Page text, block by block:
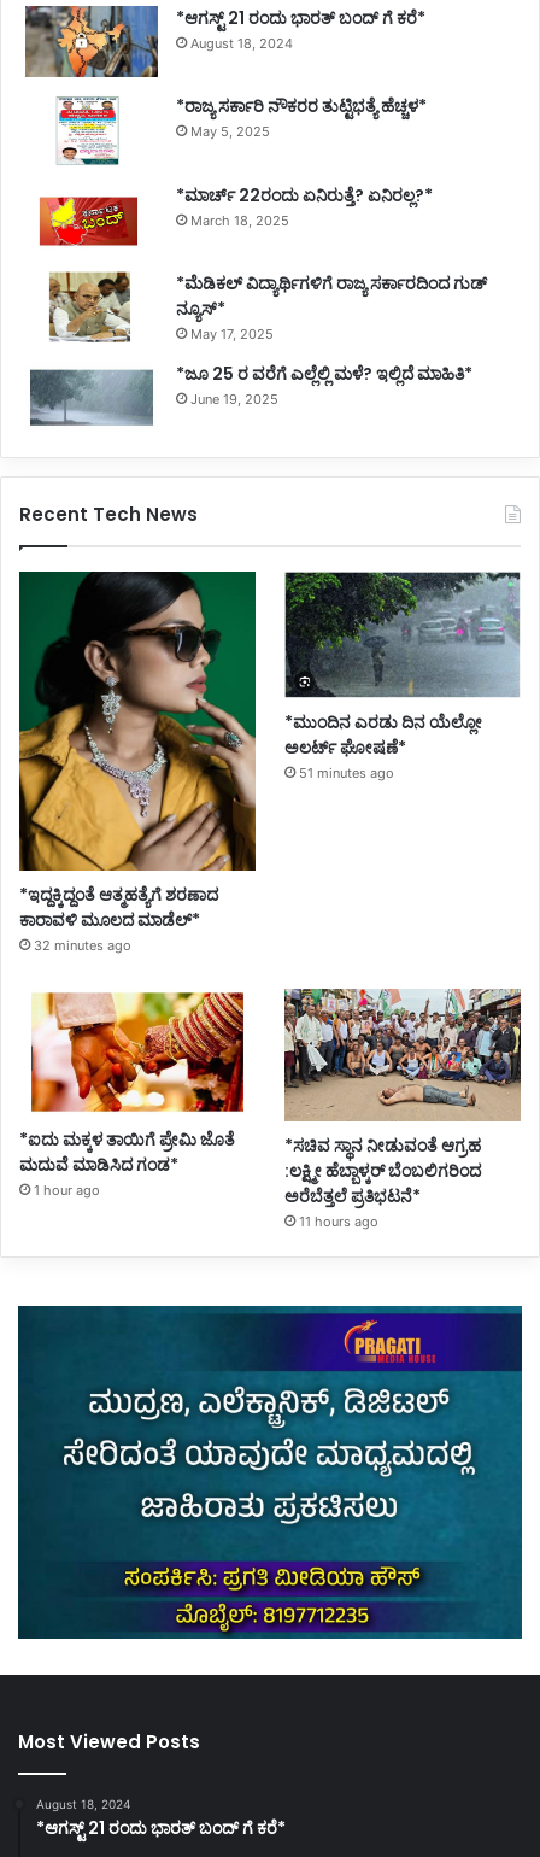
*ಆಗಸ್ಟ್ 21 ರಂದು ಭಾರತ್‌ ಬಂದ್‌ ಗೆ ಕರೆ*
August 18, 2024
*ರಾಜ್ಯ ಸರ್ಕಾರಿ ನೌಕರರ ತುಟ್ಟಿಭತ್ಯೆ ಹೆಚ್ಚಳ*
May 5, 2025
*ಮಾರ್ಚ್ 22ರಂದು ಏನಿರುತ್ತೆ? ಏನಿರಲ್ಲ?*
March 18, 2025
*ಮೆಡಿಕಲ್ ವಿದ್ಯಾರ್ಥಿಗಳಿಗೆ ರಾಜ್ಯ ಸರ್ಕಾರದಿಂದ ಗುಡ್
ನ್ಯೂಸ್*
May 17, 2025
*ಜೂ 25 ರ ವರೆಗೆ ಎಲ್ಲೆಲ್ಲಿ ಮಳೆ? ಇಲ್ಲಿದೆ ಮಾಹಿತಿ*
June 19, 2025
Recent Tech News
*ಇದ್ದಕ್ಕಿದ್ದಂತೆ ಆತ್ಮಹತ್ಯೆಗೆ ಶರಣಾದ
ಕಾರಾವಳಿ ಮೂಲದ ಮಾಡೆಲ್*
32 minutes ago
*ಮುಂದಿನ ಎರಡು ದಿನ ಯೆಲ್ಲೋ
ಅಲರ್ಟ್ ಘೋಷಣೆ*
51 minutes ago
*ಐದು ಮಕ್ಕಳ ತಾಯಿಗೆ ಪ್ರೇಮಿ ಜೊತೆ
ಮದುವೆ ಮಾಡಿಸಿದ ಗಂಡ*
1 hour ago
*ಸಚಿವ ಸ್ಥಾನ ನೀಡುವಂತೆ ಆಗ್ರಹ
:ಲಕ್ಷ್ಮೀ ಹೆಬ್ಬಾಳ್ಕರ್ ಬೆಂಬಲಿಗರಿಂದ
ಅರೆಬೆತ್ತಲೆ ಪ್ರತಿಭಟನೆ*
11 hours ago
Most Viewed Posts
August 18, 2024
*ಆಗಸ್ಟ್ 21 ರಂದು ಭಾರತ್‌ ಬಂದ್‌ ಗೆ ಕರೆ*